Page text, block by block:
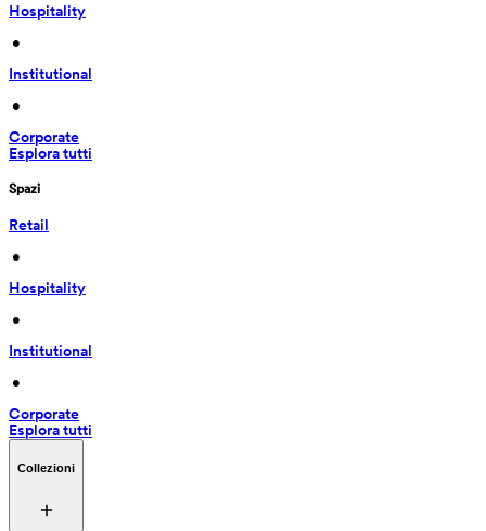
Hospitality
•
Institutional
•
Corporate
Esplora tutti
Spazi
Retail
•
Hospitality
•
Institutional
•
Corporate
Esplora tutti
Collezioni